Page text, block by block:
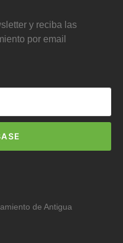
y reciba las
por email
de Antigua